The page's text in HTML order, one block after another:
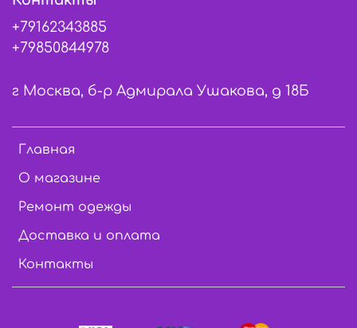
Главная
О магазине
Ремонт одежды
Доставка и оплата
Контакты
+79162343885
+79850844978
г Москва, б-р Адмирала Ушакова, д 18Б